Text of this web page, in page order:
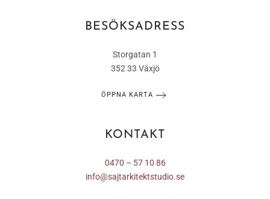
BESÖKSADRESS
Storgatan 1
352 33 Växjö
ÖPPNA KARTA
KONTAKT
0470 – 57 10 86
info@sajtarkitektstudio.se